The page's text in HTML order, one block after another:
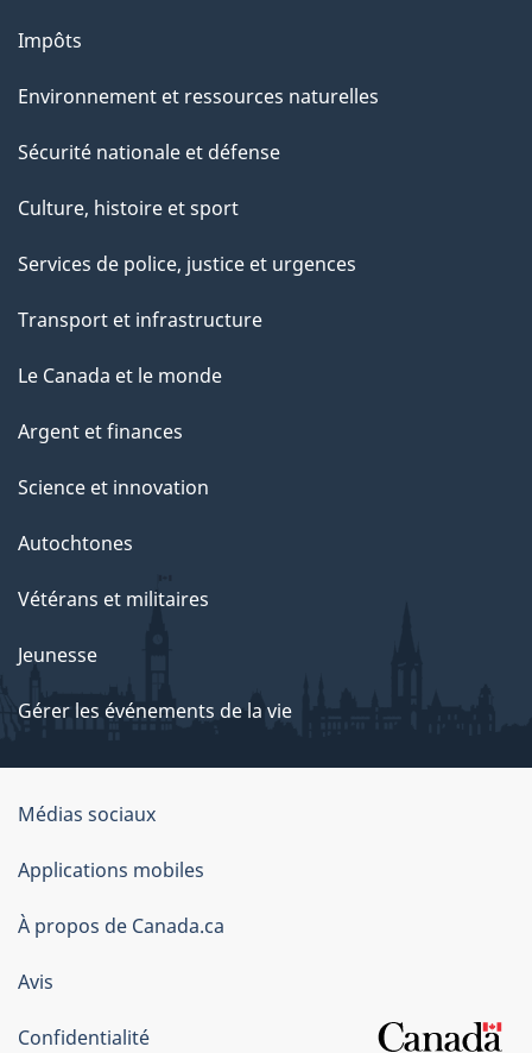
Impôts
Environnement et ressources naturelles
Sécurité nationale et défense
Culture, histoire et sport
Services de police, justice et urgences
Transport et infrastructure
Le Canada et le monde
Argent et finances
Science et innovation
Autochtones
Vétérans et militaires
Jeunesse
Gérer les événements de la vie
Organisation
du
gouvernement
du
Canada
Médias sociaux
Applications mobiles
À propos de Canada.ca
Avis
Confidentialité